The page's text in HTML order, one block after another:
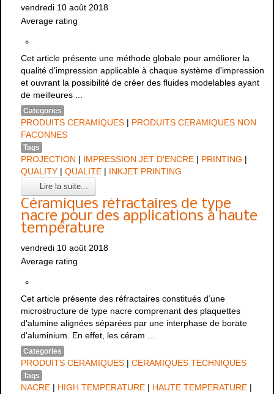
vendredi 10 août 2018
Average rating
Cet article présente une méthode globale pour améliorer la
qualité d'impression applicable à chaque système d'impression
et ouvrant la possibilité de créer des fluides modelables ayant
de meilleures ...
Categories
PRODUITS CERAMIQUES | PRODUITS CERAMIQUES NON
FACONNES
Tags
PROJECTION | IMPRESSION JET D'ENCRE | PRINTING |
QUALITY |QUALITE | INKJET PRINTING
Lire la suite...
Céramiques réfractaires de type
nacre pour des applications à haute
température
vendredi 10 août 2018
Average rating
Cet article présente des réfractaires constitués d’une
microstructure de type nacre comprenant des plaquettes
d'alumine alignées séparées par une interphase de borate
d'aluminium. En effet, les céram ...
Categories
PRODUITS CERAMIQUES |CERAMIQUES TECHNIQUES
Tags
NACRE | HIGH TEMPERATURE | HAUTE TEMPERATURE |